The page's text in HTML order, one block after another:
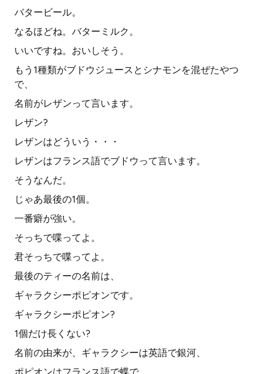
バタービール。
なるほどね。バターミルク。
いいですね。おいしそう。
もう1種類がブドウジュースとシナモンを混ぜたやつ
で、
名前がレザンって言います。
レザン?
レザンはどういう・・・
レザンはフランス語でブドウって言います。
そうなんだ。
じゃあ最後の1個。
一番癖が強い。
そっちで喋ってよ。
君そっちで喋ってよ。
最後のティーの名前は、
ギャラクシーポピオンです。
ギャラクシーポピオン?
1個だけ長くない?
名前の由来が、ギャラクシーは英語で銀河、